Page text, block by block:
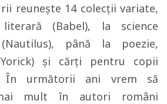
reuneşte 14 colecţii variate,
(Babel), la science
până la poezie,
şi cărţi pentru copii
În următorii ani vrem să
mult în autori români